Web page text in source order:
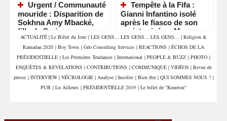
Urgent / Communauté
mouride : Disparition de
Sokhna Amy Mbacké,
fille de Serigne
Mountakha Mbacké
Tempête à la Fifa :
Gianni Infantino isolé
après le fiasco de son
projet privé au Maroc
ACTUALITÉ | Le Billet du Jour | LES GENS... LES GENS... LES GENS... | Religion &
Ramadan 2020 | Boy Town | Géo Consulting Services | REACTIONS | ÉCHOS DE LA
PRÉSIDENTIELLE | Les Premières Tendances | International | PEOPLE & BUZZ | PHOTO |
ENQUÊTES & REVELATIONS | CONTRIBUTIONS | COMMUNIQUE | VIDÉOS | Revue de
presse | INTERVIEW | NÉCROLOGIE | Analyse | Insolite | Bien être | QUI SOMMES NOUS ? |
PUB | Lu Ailleurs | PRÉSIDENTIELLE 2019 | Le billet de "Konetou"